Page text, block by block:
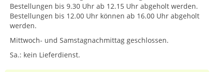
Bestellungen bis 9.30 Uhr ab 12.15 Uhr abgeholt werden.
Bestellungen bis 12.00 Uhr können ab 16.00 Uhr abgeholt
werden.
Mittwoch- und Samstagnachmittag geschlossen.
Sa.: kein Lieferdienst.